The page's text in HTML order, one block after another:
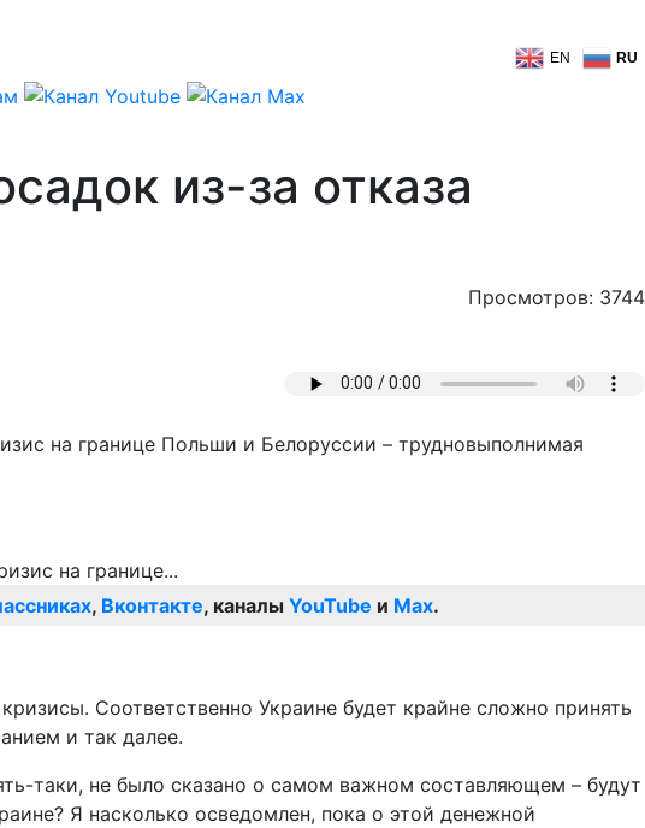
EN RU
из-за отказа
Просмотров: 3744
на границе Польши и Белоруссии – трудновыполнимая
, Вконтакте, каналы YouTube и Max.
Соответственно Украине будет крайне сложно принять
и так далее.
таки, не было сказано о самом важном составляющем – будут
Я насколько осведомлен, пока о этой денежной